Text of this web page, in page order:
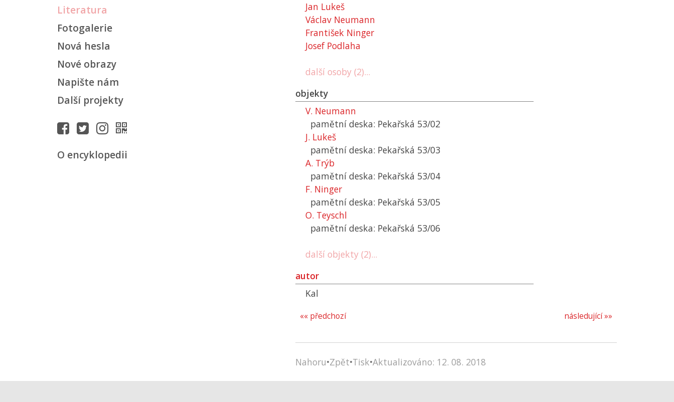
Literatura
Fotogalerie
Nová hesla
Nové obrazy
Napište nám
Další projekty
O encyklopedii
Jan Lukeš
Václav Neumann
František Ninger
Josef Podlaha
další osoby (2)...
objekty
V. Neumann
pamětní deska: Pekařská 53/02
J. Lukeš
pamětní deska: Pekařská 53/03
A. Trýb
pamětní deska: Pekařská 53/04
F. Ninger
pamětní deska: Pekařská 53/05
O. Teyschl
pamětní deska: Pekařská 53/06
další objekty (2)...
autor
Kal
následující »»
«« předchozí
Nahoru•Zpět•Tisk•Aktualizováno: 12. 08. 2018